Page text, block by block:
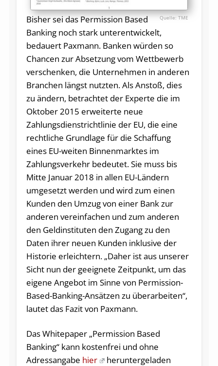
TME
Bisher sei das Permission Based
Banking noch stark unterentwickelt,
bedauert Paxmann. Banken würden so
Chancen zur Absetzung vom Wettbewerb
verschenken, die Unternehmen in anderen
Branchen längst nutzten. Als Anstoß, dies
zu ändern, betrachtet der Experte die im
Oktober 2015 erweiterte neue
Zahlungsdienstrichtlinie der EU, die eine
rechtliche Grundlage für die Schaffung
eines EU-weiten Binnenmarktes im
Zahlungsverkehr bedeutet. Sie muss bis
Mitte Januar 2018 in allen EU-Ländern
umgesetzt werden und wird zum einen
Kunden den Umzug von einer Bank zur
anderen vereinfachen und zum anderen
den Geldinstituten den Zugang zu den
Daten ihrer neuen Kunden inklusive der
Historie erleichtern. „Daher ist aus unserer
Sicht nun der geeignete Zeitpunkt, um das
eigene Angebot im Sinne von Permission-
Based-Banking-Ansätzen zu überarbeiten“,
lautet das Fazit von Paxmann.
Das Whitepaper „Permission Based
Banking“ kann kostenfrei und ohne
Adressangabe hier
heruntergeladen